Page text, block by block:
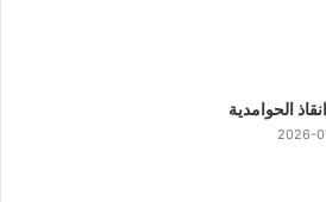
الحوامدية
2026-